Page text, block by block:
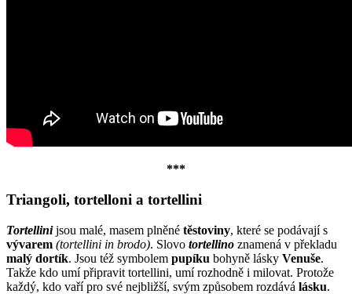
***
Triangoli, tortelloni a tortellini
Tortellinijsou malé, masem plněné těstoviny, které se podávají s
vývarem (tortellini in brodo). Slovo tortellino znamená v překladu
malý dortík. Jsou též symbolem pupíku bohyně lásky Venuše.
Takže kdo umí připravit tortellini, umí rozhodně i milovat. Protože
každý, kdo vaří pro své nejbližší, svým způsobem rozdává lásku.